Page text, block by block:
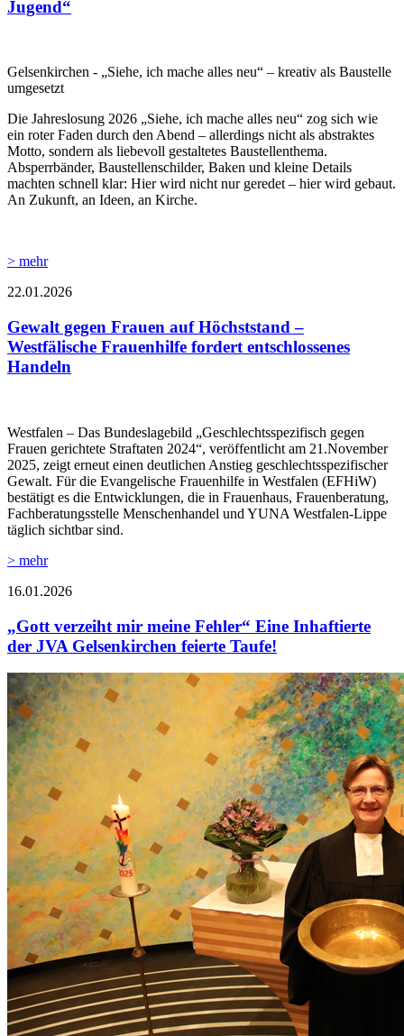
Jugend“
Gelsenkirchen - „Siehe, ich mache alles neu“ – kreativ als Baustelle
umgesetzt
Die Jahreslosung 2026 „Siehe, ich mache alles neu“ zog sich wie
ein roter Faden durch den Abend – allerdings nicht als abstraktes
Motto, sondern als liebevoll gestaltetes Baustellenthema.
Absperrbänder, Baustellenschilder, Baken und kleine Details
machten schnell klar: Hier wird nicht nur geredet – hier wird gebaut.
An Zukunft, an Ideen, an Kirche.
> mehr
22.01.2026
Gewalt gegen Frauen auf Höchststand –
Westfälische Frauenhilfe fordert entschlossenes
Handeln
Westfalen – Das Bundeslagebild „Geschlechtsspezifisch gegen
Frauen gerichtete Straftaten 2024“, veröffentlicht am 21.November
2025, zeigt erneut einen deutlichen Anstieg geschlechtsspezifischer
Gewalt. Für die Evangelische Frauenhilfe in Westfalen (EFHiW)
bestätigt es die Entwicklungen, die in Frauenhaus, Frauenberatung,
Fachberatungsstelle Menschenhandel und YUNA Westfalen-Lippe
täglich sichtbar sind.
> mehr
16.01.2026
„Gott verzeiht mir meine Fehler“ Eine Inhaftierte
der JVA Gelsenkirchen feierte Taufe!